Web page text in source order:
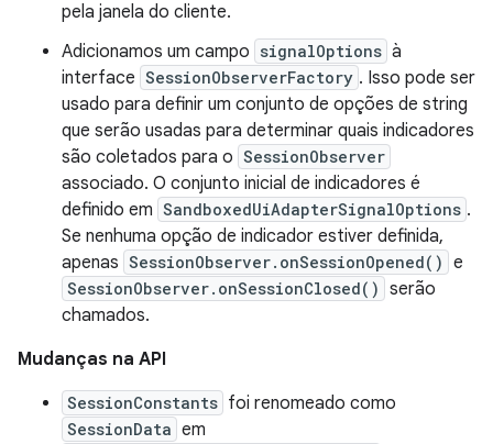
pela janela do cliente.
Adicionamos um campo signalOptions à
interface SessionObserverFactory . Isso pode ser
usado para definir um conjunto de opções de string
que serão usadas para determinar quais indicadores
são coletados para o SessionObserver
associado. O conjunto inicial de indicadores é
definido em SandboxedUiAdapterSignalOptions .
Se nenhuma opção de indicador estiver definida,
apenas SessionObserver.onSessionOpened() e
SessionObserver.onSessionClosed() serão
chamados.
Mudanças na API
SessionConstants foi renomeado como
SessionData em